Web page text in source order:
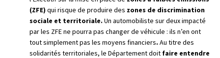
(ZFE) qui risque de produire des zones de discrimination
sociale et territoriale. Un automobiliste sur deux impacté
par les ZFE ne pourra pas changer de véhicule : ils n’en ont
tout simplement pas les moyens financiers. Au titre des
solidarités territoriales, le Département doit faire entendre